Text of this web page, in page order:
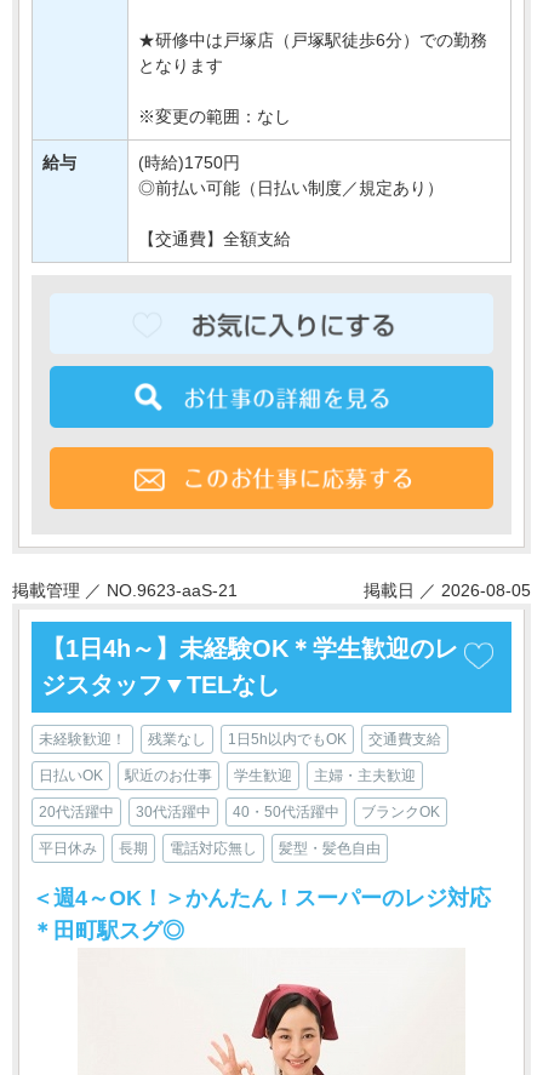
★研修中は戸塚店（戸塚駅徒歩6分）での勤務
となります
※変更の範囲：なし
給与
(時給)1750円
◎前払い可能（日払い制度／規定あり）
【交通費】全額支給
掲載管理 ／ NO.9623-aaS-21 掲載日 ／ 2026-08-05
【1日4h～】未経験OK＊学生歓迎のレ
ジスタッフ▼TELなし
未経験歓迎！ 残業なし 1日5h以内でもOK 交通費支給
日払いOK 駅近のお仕事 学生歓迎 主婦・主夫歓迎
20代活躍中 30代活躍中 40・50代活躍中 ブランクOK
平日休み 長期 電話対応無し 髪型・髪色自由
＜週4～OK！＞かんたん！スーパーのレジ対応
＊田町駅スグ◎